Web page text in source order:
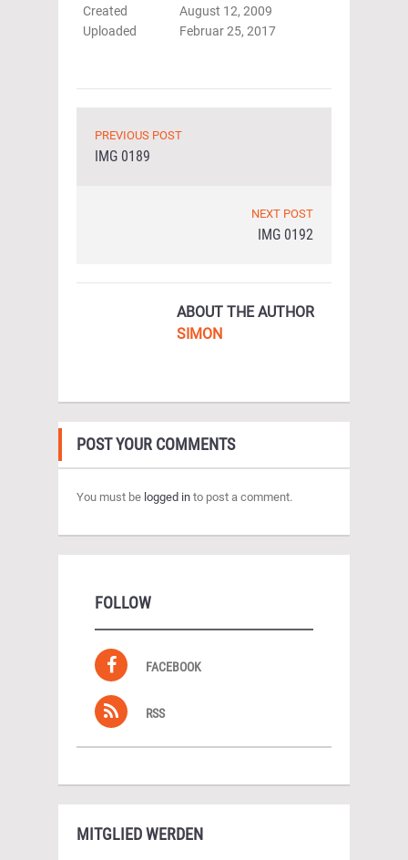
Created
August 12, 2009
Uploaded
Februar 25, 2017
PREVIOUS POST
IMG 0189
NEXT POST
IMG 0192
ABOUT THE AUTHOR
SIMON
POST YOUR COMMENTS
You must be logged in to post a comment.
FOLLOW
FACEBOOK
RSS
MITGLIED WERDEN